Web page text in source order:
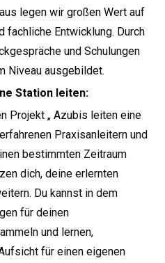
legen wir großen Wert auf
fachliche Entwicklung. Durch
und Schulungen
Niveau ausgebildet.
Station leiten:
Projekt „ Azubis leiten eine
Praxisanleitern und
bestimmten Zeitraum
dich, deine erlernten
Du kannst in dem
für deinen
und lernen,
für einen eigenen